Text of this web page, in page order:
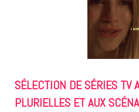
SÉLECTION DE SÉRIES TV
PLURIELLES ET AUX